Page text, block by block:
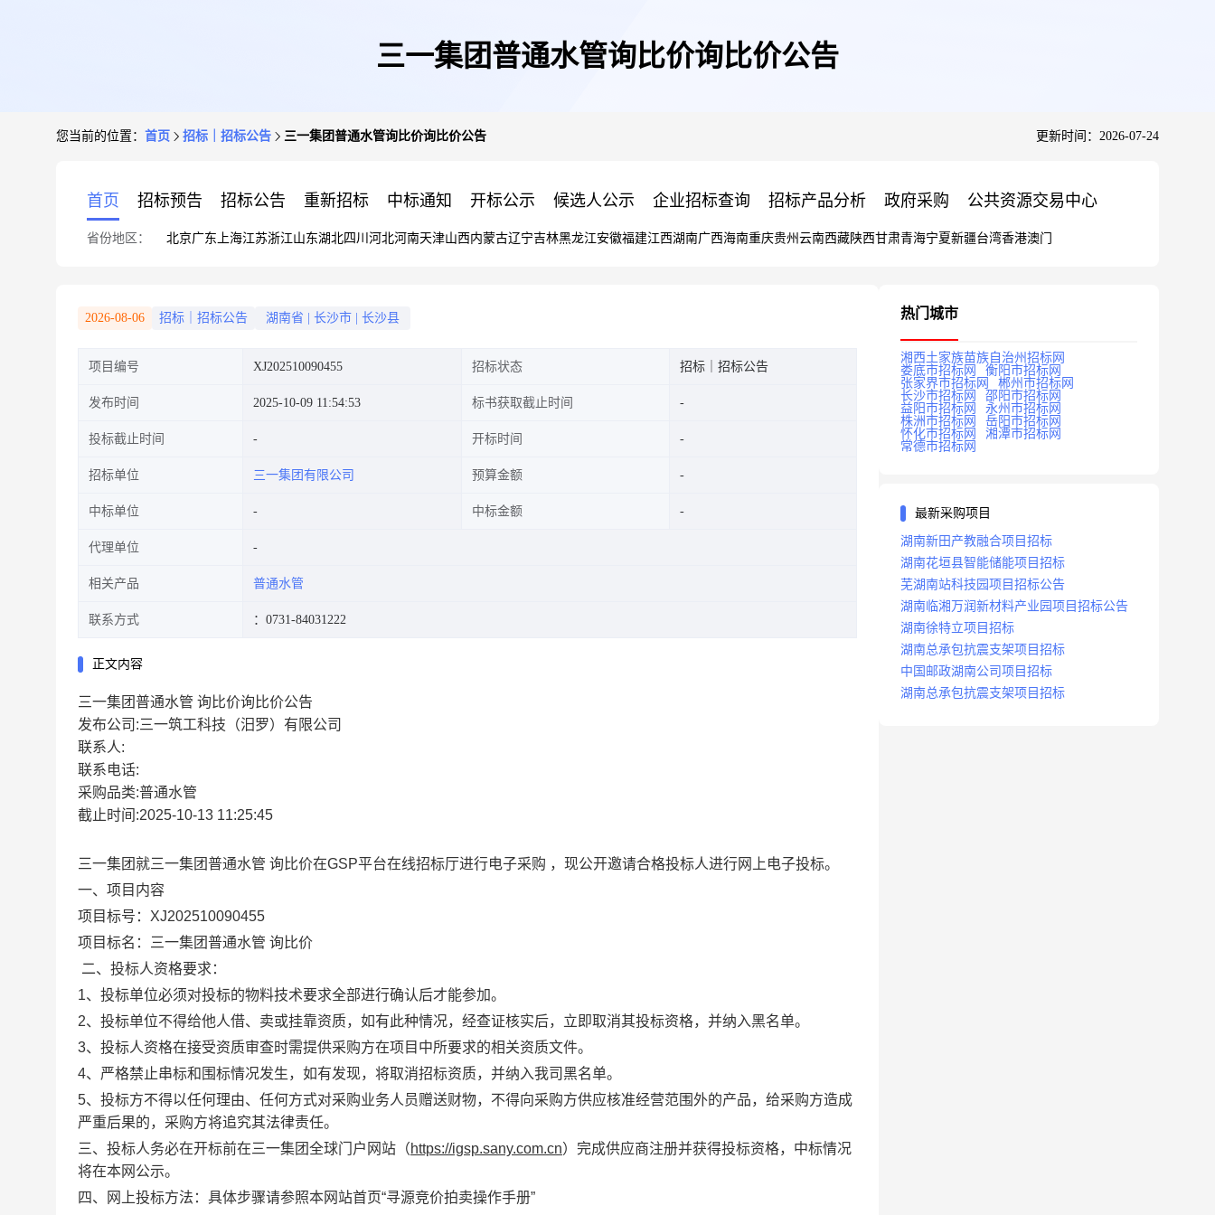
三一集团普通水管询比价询比价公告
您当前的位置： 首页 招标｜招标公告 三一集团普通水管询比价询比价公告 更新时间：2026-07-24
首页 招标预告 招标公告 重新招标 中标通知 开标公示 候选人公示 企业招标查询 招标产品分析 政府采购 公共资源交易中心
省份地区： 北京广东 上海江苏浙江山东湖北四川 河北河南天津山西内蒙古辽宁吉林黑龙江安徽福建江西湖南广西海南重庆贵州 云南西藏陕西甘肃青海宁夏新疆台湾香港澳门
2026-08-06 招标｜招标公告 湖南省 长沙市 长沙县
项目编号 XJ202510090455 招标状态 招标｜招标公告
发布时间 2025-10-09 11:54:53 标书获取截止时间
投标截止时间 开标时间
招标单位 三一集团有限公司 预算金额
中标单位 中标金额
代理单位
相关产品 普通水管
联系方式 ：0731-84031222
正文内容
三一集团普通水管 询比价询比价公告
发布公司:三一筑工科技（汨罗）有限公司
联系人:
联系电话:
采购品类:普通水管
截止时间:2025-10-13 11:25:45
三一集团就三一集团普通水管 询比价在GSP平台在线招标厅进行电子采购 ，现公开邀请合格投标人进行网上电子投标。
一、项目内容
项目标号：XJ202510090455
项目标名：三一集团普通水管 询比价
二、投标人资格要求：
1、投标单位必须对投标的物料技术要求全部进行确认后才能参加。
2、投标单位不得给他人借、卖或挂靠资质，如有此种情况，经查证核实后，立即取消其投标资格，并纳入黑名单。
3、投标人资格在接受资质审查时需提供采购方在项目中所要求的相关资质文件。
4、严格禁止串标和围标情况发生，如有发现，将取消招标资质，并纳入我司黑名单。
5、投标方不得以任何理由、任何方式对采购业务人员赠送财物，不得向采购方供应核准经营范围外的产品，给采购方造成
严重后果的，采购方将追究其法律责任。
三、投标人务必在开标前在三一集团全球门户网站（https://igsp.sany.com.cn）完成供应商注册并获得投标资格，中标情况
将在本网公示。
四、网上投标方法：具体步骤请参照本网站首页“寻源竞价拍卖操作手册”
热门城市
湘西土家族苗族自治州招标网
娄底市招标网
衡阳市招标网
张家界市招标网
郴州市招标网
长沙市招标网
邵阳市招标网
益阳市招标网
永州市招标网
株洲市招标网
岳阳市招标网
怀化市招标网
湘潭市招标网
常德市招标网
最新采购项目
湖南新田产教融合项目招标
湖南花垣县智能储能项目招标
芜湖南站科技园项目招标公告
湖南临湘万润新材料产业园项目招标公告
湖南徐特立项目招标
湖南总承包抗震支架项目招标
中国邮政湖南公司项目招标
湖南总承包抗震支架项目招标